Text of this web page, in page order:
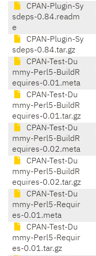
CPAN-Plugin-Sy
sdeps-0.84.readm
e
CPAN-Plugin-Sy
sdeps-0.84.tar.gz
CPAN-Test-Du
mmy-Perl5-BuildR
equires-0.01.meta
CPAN-Test-Du
mmy-Perl5-BuildR
equires-0.01.tar.gz
CPAN-Test-Du
mmy-Perl5-BuildR
equires-0.02.meta
CPAN-Test-Du
mmy-Perl5-BuildR
equires-0.02.tar.gz
CPAN-Test-Du
mmy-Perl5-Requir
es-0.01.meta
CPAN-Test-Du
mmy-Perl5-Requir
es-0.01.tar.gz